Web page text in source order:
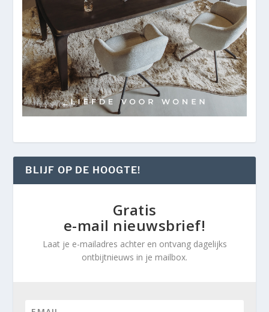
BLIJF OP DE HOOGTE!
Gratis
e-mail nieuwsbrief!
Laat je e-mailadres achter en ontvang dagelijks
ontbijtnieuws in je mailbox.